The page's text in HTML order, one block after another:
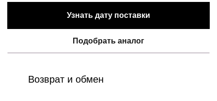
Узнать дату поставки
Подобрать аналог
Возврат и обмен